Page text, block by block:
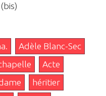
Adèle Blanc-Sec
Acte
héritier